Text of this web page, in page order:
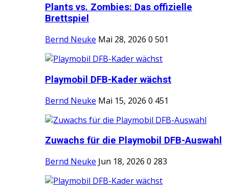
Plants vs. Zombies: Das offizielle
Brettspiel
Bernd Neuke Mai 28, 2026 0 501
Playmobil DFB-Kader wächst
Bernd Neuke Mai 15, 2026 0 451
Zuwachs für die Playmobil DFB-Auswahl
Bernd Neuke Jun 18, 2026 0 283